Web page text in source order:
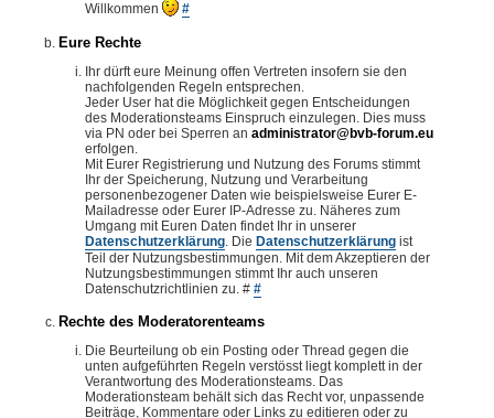
Willkommen
#
Eure Rechte
Ihr dürft eure Meinung offen Vertreten insofern sie den
nachfolgenden Regeln entsprechen.
Jeder User hat die Möglichkeit gegen Entscheidungen
des Moderationsteams Einspruch einzulegen. Dies muss
via PN oder bei Sperren an administrator@bvb-forum.eu
erfolgen.
Mit Eurer Registrierung und Nutzung des Forums stimmt
Ihr der Speicherung, Nutzung und Verarbeitung
personenbezogener Daten wie beispielsweise Eurer E-
Mailadresse oder Eurer IP-Adresse zu. Näheres zum
Umgang mit Euren Daten findet Ihr in unserer
Datenschutzerklärung . Die Datenschutzerklärung ist
Teil der Nutzungsbestimmungen. Mit dem Akzeptieren der
Nutzungsbestimmungen stimmt Ihr auch unseren
Datenschutzrichtlinien zu. # #
Rechte des Moderatorenteams
Die Beurteilung ob ein Posting oder Thread gegen die
unten aufgeführten Regeln verstösst liegt komplett in der
Verantwortung des Moderationsteams. Das
Moderationsteam behält sich das Recht vor, unpassende
Beiträge, Kommentare oder Links zu editieren oder zu